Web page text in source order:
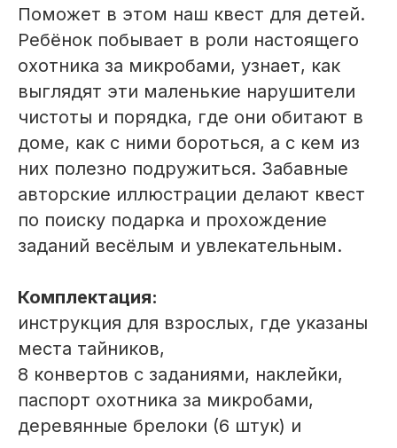
Поможет в этом наш квест для детей.
Ребёнок побывает в роли настоящего
охотника за микробами, узнает, как
выглядят эти маленькие нарушители
чистоты и порядка, где они обитают в
доме, как с ними бороться, а с кем из
них полезно подружиться. Забавные
авторские иллюстрации делают квест
по поиску подарка и прохождение
заданий весёлым и увлекательным.
Комплектация:
инструкция для взрослых, где указаны
места тайников,
8 конвертов с заданиями, наклейки,
паспорт охотника за микробами,
деревянные брелоки (6 штук) и